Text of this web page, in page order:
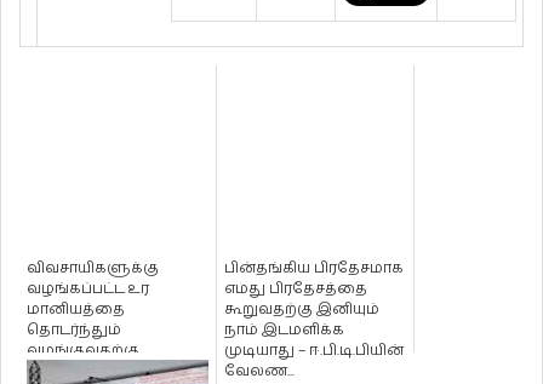
விவசாயிகளுக்கு
வழங்கப்பட்ட உர
மானியத்தை
தொடர்ந்தும்
வழங்குவதற்கு
நடவடிக்கை !
பின்தங்கிய பிரதேசமாக
எமது பிரதேசத்தை
கூறுவதற்கு இனியும்
நாம் இடமளிக்க
முடியாது – ஈ.பி.டி.பியின்
வேலண...